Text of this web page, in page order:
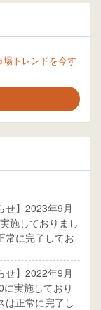
トレンドを今す
せ】2023年9月
施しておりまし
常に完了してお
せ】2022年9月
実施しており
は正常に完了し